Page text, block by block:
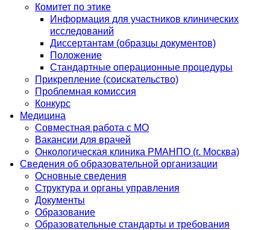
Комитет по этике
Информация для участников клинических
исследований
Диссертантам (образцы документов)
Положение
Стандартные операционные процедуры
Прикрепление (соискательство)
Проблемная комиссия
Конкурс
Медицина
Совместная работа с МО
Вакансии для врачей
Онкологическая клиника РМАНПО (г. Москва)
Сведения об образовательной организации
Основные сведения
Структура и органы управления
Документы
Образование
Образовательные стандарты и требования